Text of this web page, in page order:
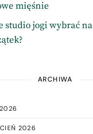
mięśnie
studio jogi wybrać na
ARCHIWA
2026